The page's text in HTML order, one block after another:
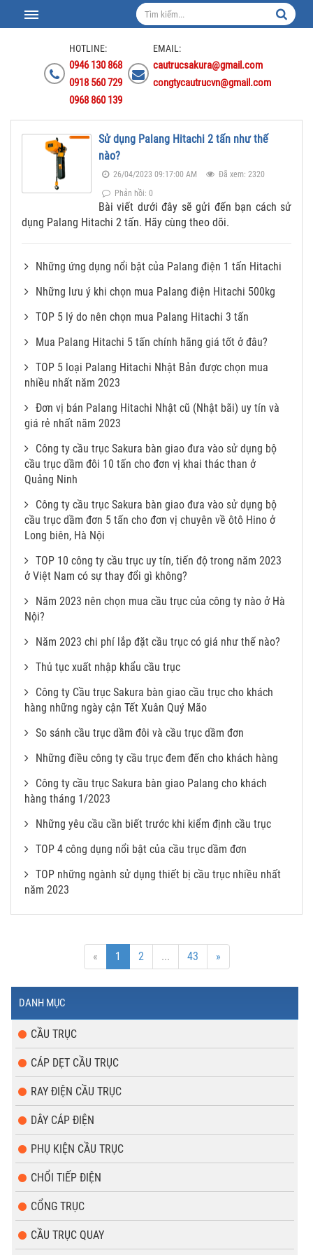
HOTLINE:
0946 130 868
0918 560 729
0968 860 139
EMAIL:
cautrucsakura@gmail.com
congtycautrucvn@gmail.com
Sử dụng Palang Hitachi 2 tấn như thế
nào?
26/04/2023 09:17:00 AM
Đã xem: 2320
Phản hồi: 0
Bài viết dưới đây sẽ gửi đến bạn cách sử
dụng Palang Hitachi 2 tấn. Hãy cùng theo dõi.
Những ứng dụng nổi bật của Palang điện 1 tấn Hitachi
Những lưu ý khi chọn mua Palang điện Hitachi 500kg
TOP 5 lý do nên chọn mua Palang Hitachi 3 tấn
Mua Palang Hitachi 5 tấn chính hãng giá tốt ở đâu?
TOP 5 loại Palang Hitachi Nhật Bản được chọn mua
nhiều nhất năm 2023
Đơn vị bán Palang Hitachi Nhật cũ (Nhật bãi) uy tín và
giá rẻ nhất năm 2023
Công ty cầu trục Sakura bàn giao đưa vào sử dụng bộ
cầu trục dầm đôi 10 tấn cho đơn vị khai thác than ở
Quảng Ninh
Công ty cầu trục Sakura bàn giao đưa vào sử dụng bộ
cầu trục dầm đơn 5 tấn cho đơn vị chuyên về ôtô Hino ở
Long biên, Hà Nội
TOP 10 công ty cầu trục uy tín, tiến độ trong năm 2023
ở Việt Nam có sự thay đổi gì không?
Năm 2023 nên chọn mua cầu trục của công ty nào ở Hà
Nội?
Năm 2023 chi phí lắp đặt cầu trục có giá như thế nào?
Thủ tục xuất nhập khẩu cầu trục
Công ty Cầu trục Sakura bàn giao cầu trục cho khách
hàng những ngày cận Tết Xuân Quý Mão
So sánh cầu trục dầm đôi và cầu trục dầm đơn
Những điều công ty cầu trục đem đến cho khách hàng
Công ty cầu trục Sakura bàn giao Palang cho khách
hàng tháng 1/2023
Những yêu cầu cần biết trước khi kiểm định cầu trục
TOP 4 công dụng nổi bật của cầu trục dầm đơn
TOP những ngành sử dụng thiết bị cầu trục nhiều nhất
năm 2023
« 1 2 ... 43 »
DANH MỤC
CẦU TRỤC
CÁP DẸT CẦU TRỤC
RAY ĐIỆN CẦU TRỤC
DÂY CÁP ĐIỆN
PHỤ KIỆN CẦU TRỤC
CHỔI TIẾP ĐIỆN
CỔNG TRỤC
CẦU TRỤC QUAY